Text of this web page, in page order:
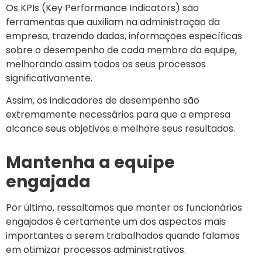
Os KPIs (Key Performance Indicators) são
ferramentas que auxiliam na administração da
empresa, trazendo dados, informações específicas
sobre o desempenho de cada membro da equipe,
melhorando assim todos os seus processos
significativamente.
Assim, os indicadores de desempenho são
extremamente necessários para que a empresa
alcance seus objetivos e melhore seus resultados.
Mantenha a equipe
engajada
Por último, ressaltamos que manter os funcionários
engajados é certamente um dos aspectos mais
importantes a serem trabalhados quando falamos
em otimizar processos administrativos.